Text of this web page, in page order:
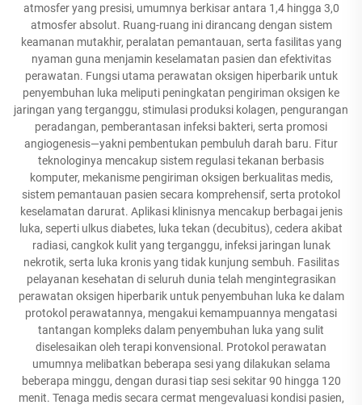
atmosfer yang presisi, umumnya berkisar antara 1,4 hingga 3,0
atmosfer absolut. Ruang-ruang ini dirancang dengan sistem
keamanan mutakhir, peralatan pemantauan, serta fasilitas yang
nyaman guna menjamin keselamatan pasien dan efektivitas
perawatan. Fungsi utama perawatan oksigen hiperbarik untuk
penyembuhan luka meliputi peningkatan pengiriman oksigen ke
jaringan yang terganggu, stimulasi produksi kolagen, pengurangan
peradangan, pemberantasan infeksi bakteri, serta promosi
angiogenesis—yakni pembentukan pembuluh darah baru. Fitur
teknologinya mencakup sistem regulasi tekanan berbasis
komputer, mekanisme pengiriman oksigen berkualitas medis,
sistem pemantauan pasien secara komprehensif, serta protokol
keselamatan darurat. Aplikasi klinisnya mencakup berbagai jenis
luka, seperti ulkus diabetes, luka tekan (decubitus), cedera akibat
radiasi, cangkok kulit yang terganggu, infeksi jaringan lunak
nekrotik, serta luka kronis yang tidak kunjung sembuh. Fasilitas
pelayanan kesehatan di seluruh dunia telah mengintegrasikan
perawatan oksigen hiperbarik untuk penyembuhan luka ke dalam
protokol perawatannya, mengakui kemampuannya mengatasi
tantangan kompleks dalam penyembuhan luka yang sulit
diselesaikan oleh terapi konvensional. Protokol perawatan
umumnya melibatkan beberapa sesi yang dilakukan selama
beberapa minggu, dengan durasi tiap sesi sekitar 90 hingga 120
menit. Tenaga medis secara cermat mengevaluasi kondisi pasien,